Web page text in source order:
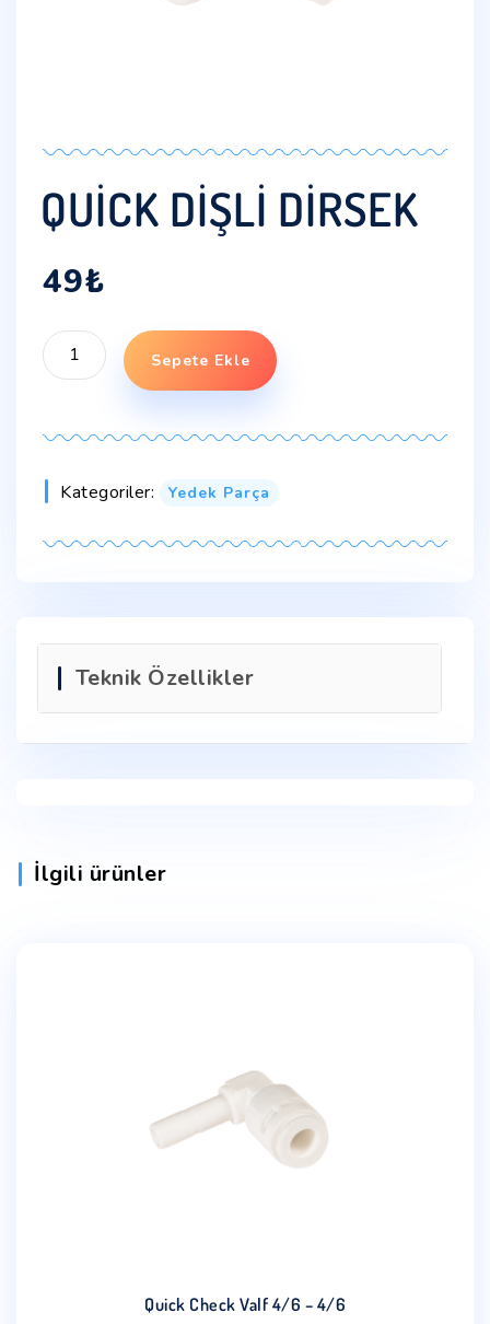
QUICK DIŞLI DIRSEK
49₺
Sepete Ekle
Kategoriler: Yedek Parça
Teknik Özellikler
İlgili ürünler
Quick Check Valf 4/6 – 4/6